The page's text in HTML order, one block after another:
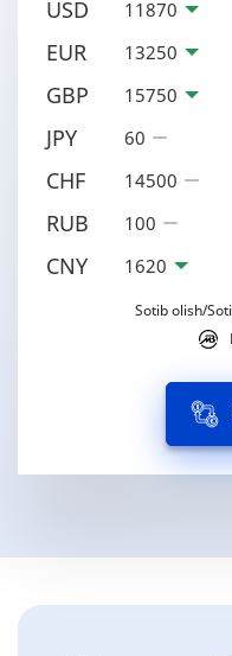
USD 11870
EUR 13250
GBP 15750
JPY 60
CHF 14500
RUB 100
CNY 1620
Sotib olish/